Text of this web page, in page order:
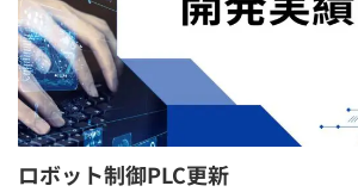
ロボット制御PLC更新